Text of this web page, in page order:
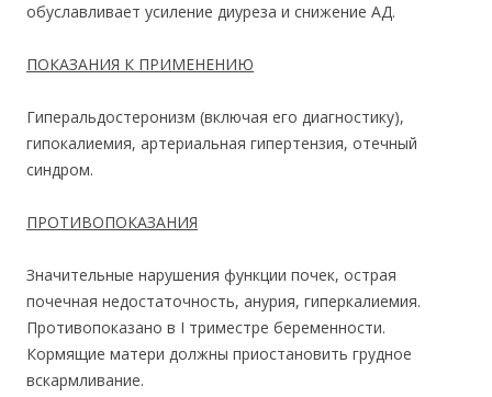
обуславливает усиление диуреза и снижение АД.
ПОКАЗАНИЯ К ПРИМЕНЕНИЮ
Гиперальдостеронизм (включая его диагностику),
гипокалиемия, артериальная гипертензия, отечный
синдром.
ПРОТИВОПОКАЗАНИЯ
Значительные нарушения функции почек, острая
почечная недостаточность, анурия, гиперкалиемия.
Противопоказано в I триместре беременности.
Кормящие матери должны приостановить грудное
вскармливание.